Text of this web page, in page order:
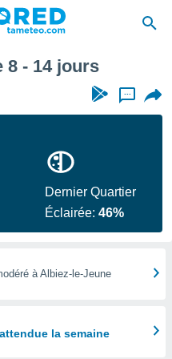
8 - 14 jours
...
Dernier Quartier
Éclairée:46%
à Albiez-le-Jeune
la semaine